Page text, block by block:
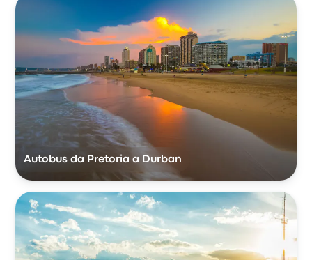
Autobus da Pretoria a Durban